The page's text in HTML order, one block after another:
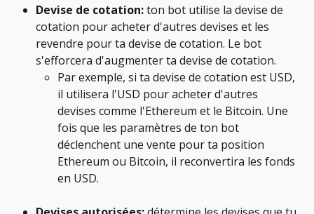
Devise de cotation: ton bot utilise la devise de
cotation pour acheter d'autres devises et les
revendre pour ta devise de cotation. Le bot
s'efforcera d'augmenter ta devise de cotation.
Par exemple, si ta devise de cotation est USD,
il utilisera l'USD pour acheter d'autres
devises comme l'Ethereum et le Bitcoin. Une
fois que les paramètres de ton bot
déclenchent une vente pour ta position
Ethereum ou Bitcoin, il reconvertira les fonds
en USD.